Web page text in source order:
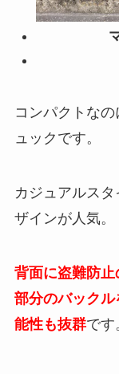
コンパクトな
ュックです。
カジュアルス
ザインが人気。
背面に盗難防
部分のバック
能性も抜群です